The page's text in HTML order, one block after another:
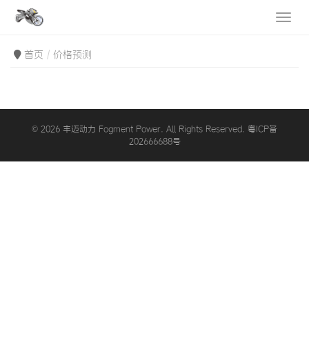
首页 价格预测
© 2026 丰迈动力 Fogment Power. All Rights Reserved. 粤ICP备
202666688号